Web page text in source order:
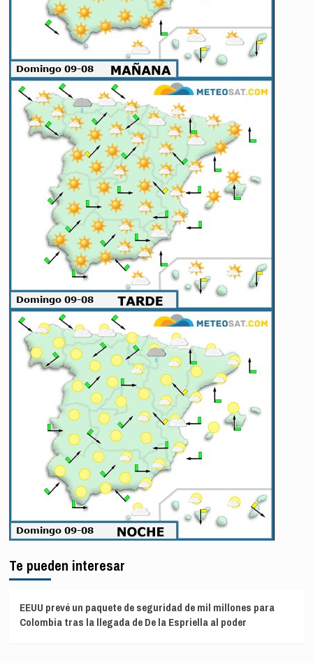
Te pueden interesar
EEUU prevé un paquete de seguridad de mil millones para
Colombia tras la llegada de De la Espriella al poder